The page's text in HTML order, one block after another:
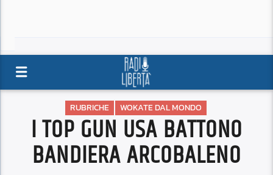
RUBRICHE WOKATE DAL MONDO
I TOP GUN USA BATTONO
BANDIERA ARCOBALENO